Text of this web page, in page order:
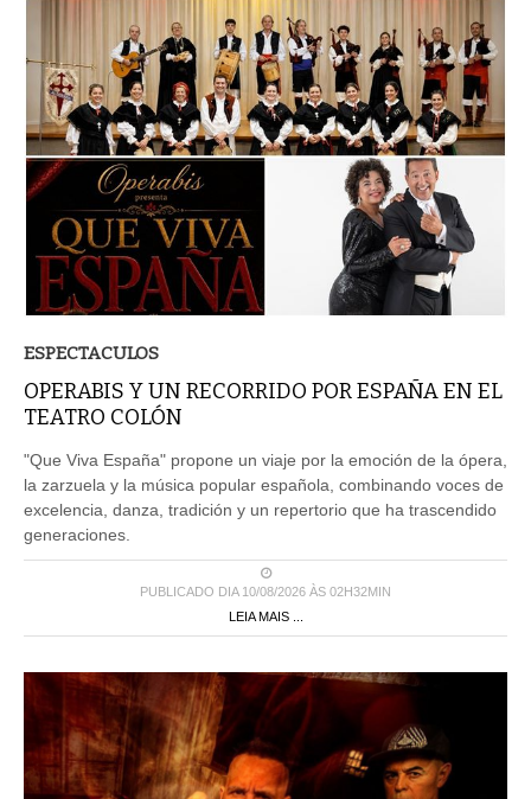
ESPECTACULOS
OPERABIS Y UN RECORRIDO POR ESPAÑA EN EL
TEATRO COLÓN
"Que Viva España" propone un viaje por la emoción de la ópera,
la zarzuela y la música popular española, combinando voces de
excelencia, danza, tradición y un repertorio que ha trascendido
generaciones.
PUBLICADO DIA 10/08/2026 ÀS 02H32MIN
LEIA MAIS ...